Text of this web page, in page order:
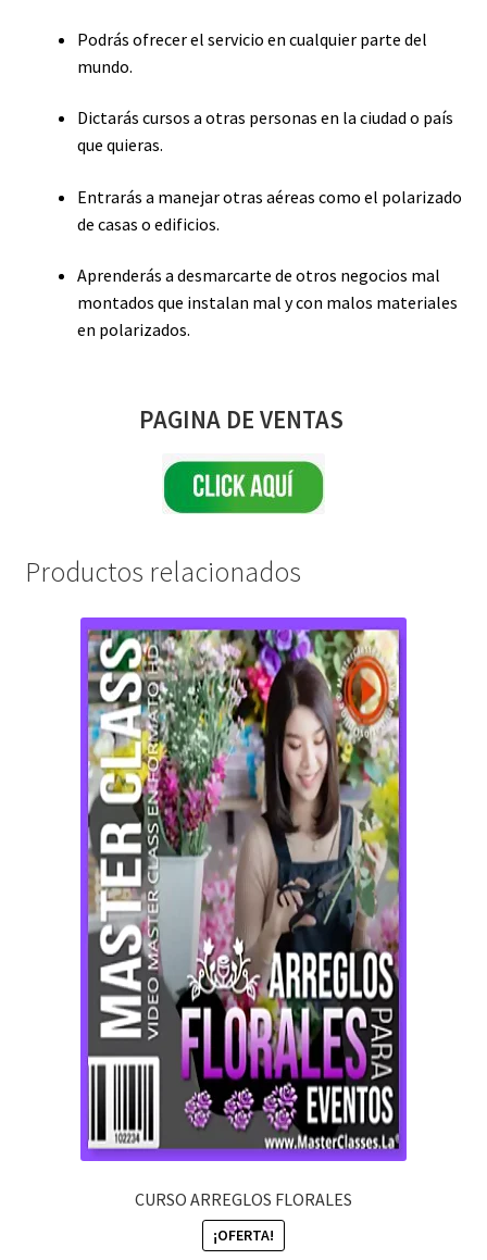
Podrás ofrecer el servicio en cualquier parte del
mundo.
Dictarás cursos a otras personas en la ciudad o país
que quieras.
Entrarás a manejar otras aéreas como el polarizado
de casas o edificios.
Aprenderás a desmarcarte de otros negocios mal
montados que instalan mal y con malos materiales
en polarizados.
PAGINA DE VENTAS
Productos relacionados
CURSO ARREGLOS FLORALES
¡OFERTA!